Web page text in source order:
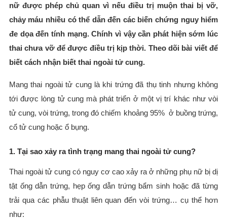
nữ được phép chủ quan vì nếu điều trị muộn thai bị vỡ,
chảy máu nhiều có thể dẫn đến các biến chứng nguy hiểm
đe dọa đến tính mạng. Chính vì vậy cần phát hiện sớm lúc
thai chưa vỡ để được điều trị kịp thời. Theo dõi bài viết để
biết cách nhận biết thai ngoài tử cung.
Mang thai ngoài tử cung là khi trứng đã thụ tinh nhưng không
tới được lòng tử cung mà phát triển ở một vị trí khác như vòi
tử cung, vòi trứng, trong đó chiếm khoảng 95% ở buồng trứng,
cổ tử cung hoặc ổ bụng.
1. Tại sao xảy ra tình trạng mang thai ngoài tử cung?
Thai ngoài tử cung có nguy cơ cao xảy ra ở những phụ nữ bị dị
tật ống dẫn trứng, hẹp ống dẫn trứng bẩm sinh hoặc đã từng
trải qua các phẫu thuật liên quan đến vòi trứng… cụ thể hơn
như: